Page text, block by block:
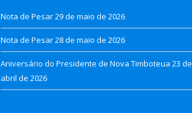
Nota de Pesar29 de maio de 2026
Nota de Pesar28 de maio de 2026
Aniversário do Presidente de Nova Timboteua 23 de
abril de 2026